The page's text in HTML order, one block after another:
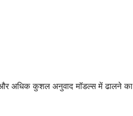
अधिक कुशल अनुवाद मॉडल्स में ढालने का